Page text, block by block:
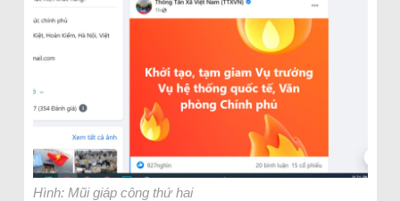
Hình: Mũi giáp công thứ hai